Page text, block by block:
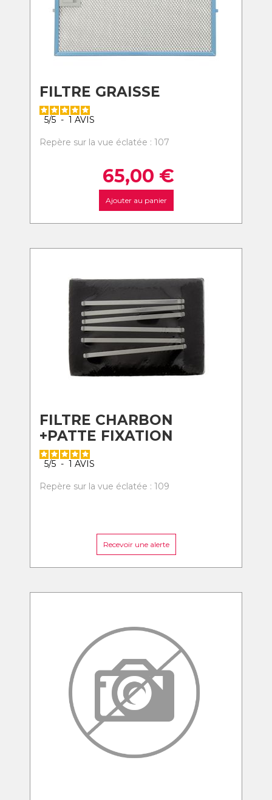
FILTRE GRAISSE
5/5 - 1 AVIS
Repère sur la vue éclatée : 107
65,00 €
Ajouter au panier
FILTRE CHARBON
+PATTE FIXATION
5/5 - 1 AVIS
Repère sur la vue éclatée : 109
Recevoir une alerte